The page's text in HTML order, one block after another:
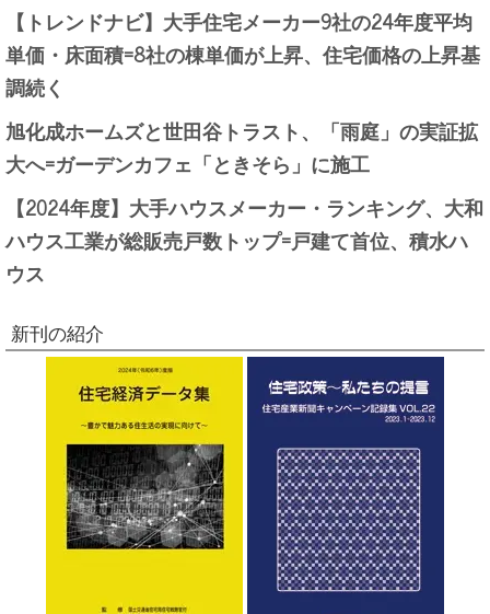
【トレンドナビ】大手住宅メーカー9社の24年度平均
単価・床面積=8社の棟単価が上昇、住宅価格の上昇基
調続く
旭化成ホームズと世田谷トラスト、「雨庭」の実証拡
大へ=ガーデンカフェ「ときそら」に施工
【2024年度】大手ハウスメーカー・ランキング、大和
ハウス工業が総販売戸数トップ=戸建て首位、積水ハ
ウス
新刊の紹介